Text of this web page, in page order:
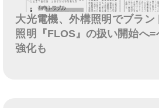
大光電機、外構照明でブラン
照明『FLOS』の扱い開始へ
強化も